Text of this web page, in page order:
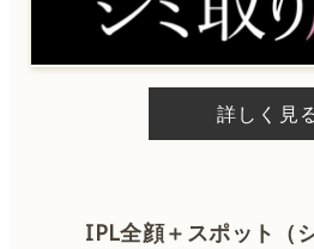
詳しく見
IPL全顔＋スポット（